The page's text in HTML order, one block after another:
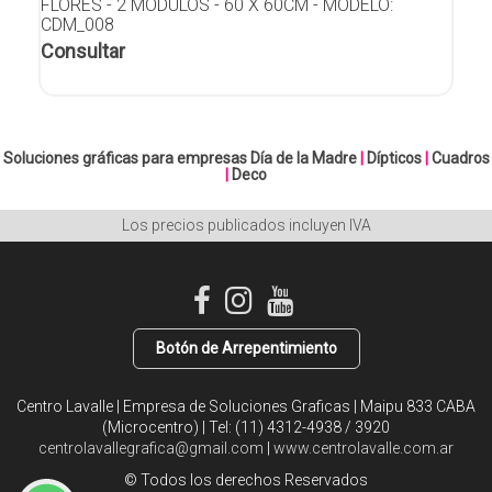
FLORES - 2 MÓDULOS - 60 X 60CM - MODELO:
CDM_008
Consultar
Soluciones gráficas para empresas Día de la Madre| Dípticos|Cuadros
| Deco
Los precios publicados incluyen IVA
Botón de Arrepentimiento
Centro Lavalle | Empresa de Soluciones Graficas | Maipu 833 CABA
(Microcentro) | Tel: (11) 4312-4938 / 3920
centrolavallegrafica@gmail.com | www.centrolavalle.com.ar
© Todos los derechos Reservados